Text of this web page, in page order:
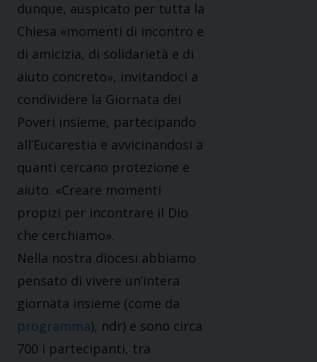
dunque, auspicato per tutta la
Chiesa «momenti di incontro e
di amicizia, di solidarietà e di
aiuto concreto», invitandoci a
condividere la Giornata dei
Poveri insieme, partecipando
all’Eucarestia e avvicinandosi a
quanti cercano protezione e
aiuto. «Creare momenti
propizi per incontrare il Dio
che cerchiamo».
Nella nostra diocesi abbiamo
pensato di vivere un’intera
giornata insieme (come da
programma), ndr) e sono circa
700 i partecipanti, tra